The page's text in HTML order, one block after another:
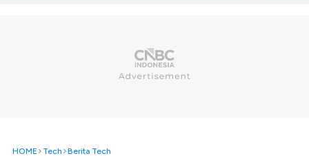
HOME Tech Berita Tech